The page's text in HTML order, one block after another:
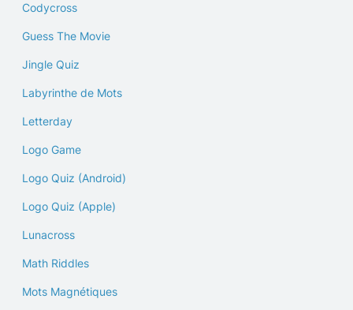
Codycross
Guess The Movie
Jingle Quiz
Labyrinthe de Mots
Letterday
Logo Game
Logo Quiz (Android)
Logo Quiz (Apple)
Lunacross
Math Riddles
Mots Magnétiques